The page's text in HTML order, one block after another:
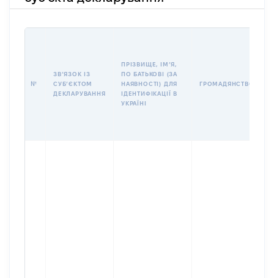
№
ЗВʼЯЗОК ІЗ
СУБʼЄКТОМ
ДЕКЛАРУВАННЯ
ПРІЗВИЩЕ, ІМʼЯ,
ПО БАТЬКОВІ (ЗА
НАЯВНОСТІ) ДЛЯ
ІДЕНТИФІКАЦІЇ В
УКРАЇНІ
ГРОМАДЯНСТВО